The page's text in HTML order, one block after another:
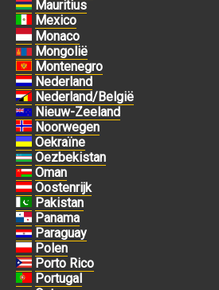
Mauritius
Mexico
Monaco
Mongolië
Montenegro
Nederland
Nederland/België
Nieuw-Zeeland
Noorwegen
Oekraïne
Oezbekistan
Oman
Oostenrijk
Pakistan
Panama
Paraguay
Polen
Porto Rico
Portugal